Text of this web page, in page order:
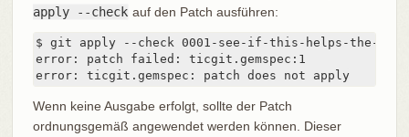
apply --check auf den Patch ausführen:
$ git apply --check 0001-see-if-this-helps-the-
error: patch failed: ticgit.gemspec:1
error: ticgit.gemspec: patch does not apply
Wenn keine Ausgabe erfolgt, sollte der Patch
ordnungsgemäß angewendet werden können. Dieser